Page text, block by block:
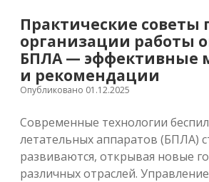
Практические советы
организации работы
БПЛА — эффективные
и рекомендации
Опубликовано 01.12.2025
Современные технологии
летательных аппаратов (БПЛА)
развиваются, открывая новые
различных отраслей.